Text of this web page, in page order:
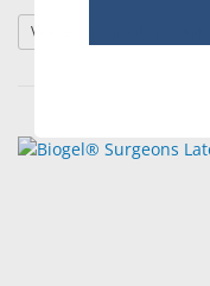
Voir les options du produit